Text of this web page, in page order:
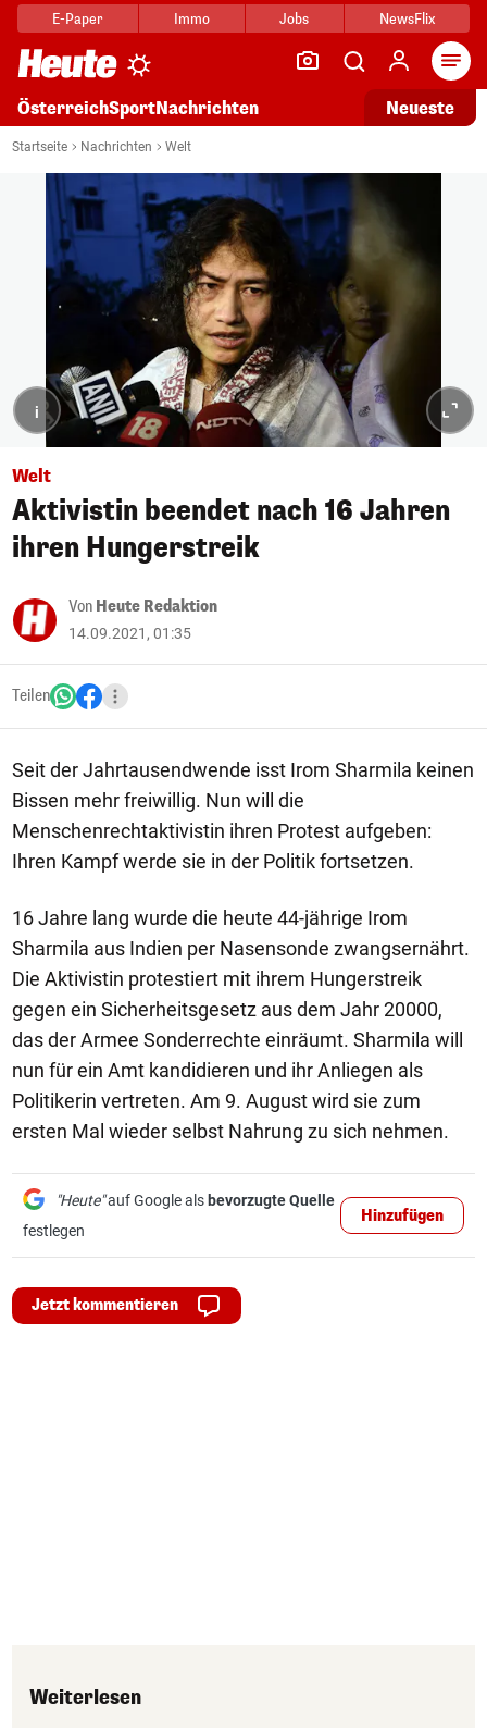
E-Paper Immo Jobs NewsFlix
ÖsterreichSportNachrichten Neueste
Startseite Nachrichten Welt
i
Welt
Aktivistin beendet nach 16 Jahren
ihren Hungerstreik
Von Heute Redaktion
14.09.2021, 01:35
Teilen
Seit der Jahrtausendwende isst Irom Sharmila keinen
Bissen mehr freiwillig. Nun will die
Menschenrechtaktivistin ihren Protest aufgeben:
Ihren Kampf werde sie in der Politik fortsetzen.
16 Jahre lang wurde die heute 44-jährige Irom
Sharmila aus Indien per Nasensonde zwangsernährt.
Die Aktivistin protestiert mit ihrem Hungerstreik
gegen ein Sicherheitsgesetz aus dem Jahr 20000,
das der Armee Sonderrechte einräumt. Sharmila will
nun für ein Amt kandidieren und ihr Anliegen als
Politikerin vertreten. Am 9. August wird sie zum
ersten Mal wieder selbst Nahrung zu sich nehmen.
"Heute"auf Google als bevorzugte Quelle
festlegen
Hinzufügen
Jetzt kommentieren
Weiterlesen